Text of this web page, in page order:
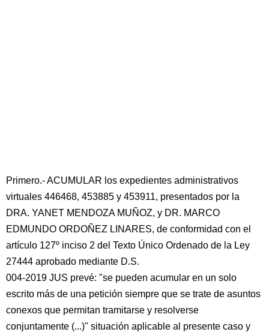
Primero.- ACUMULAR los expedientes administrativos
virtuales 446468, 453885 y 453911, presentados por la
DRA. YANET MENDOZA MUÑOZ, y DR. MARCO
EDMUNDO ORDOÑEZ LINARES, de conformidad con el
artículo 127º inciso 2 del Texto Único Ordenado de la Ley
27444 aprobado mediante D.S.
004-2019 JUS prevé: "se pueden acumular en un solo
escrito más de una petición siempre que se trate de asuntos
conexos que permitan tramitarse y resolverse
conjuntamente (...)" situación aplicable al presente caso y